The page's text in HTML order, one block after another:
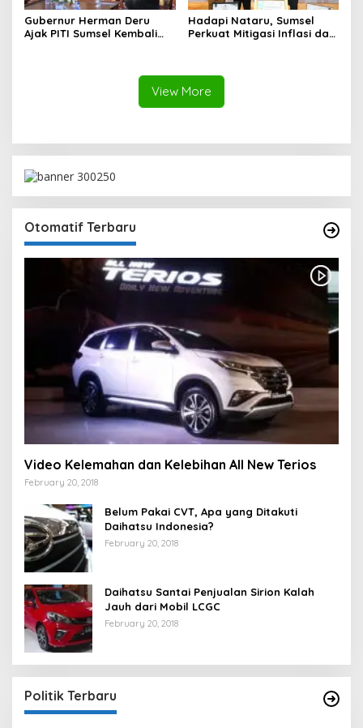
Gubernur Herman Deru
Ajak PITI Sumsel Kembali
Hadapi Nataru, Sumsel
Perkuat Mitigasi Inflasi dan
View More
Otomatif Terbaru
Video Kelemahan dan Kelebihan All New Terios
February 20, 2018
Belum Pakai CVT, Apa yang Ditakuti
Daihatsu Indonesia?
February 20, 2018
Daihatsu Santai Penjualan Sirion Kalah
Jauh dari Mobil LCGC
February 20, 2018
Politik Terbaru
Strategi PPP Menangkan Duet Ganjar dan Gus
Yasin
In Berita, Politik |